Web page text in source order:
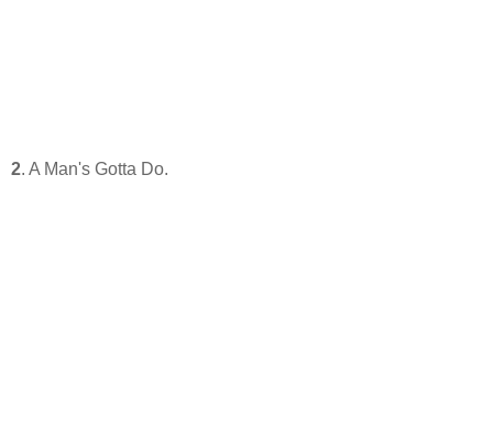
2. A Man's Gotta Do.